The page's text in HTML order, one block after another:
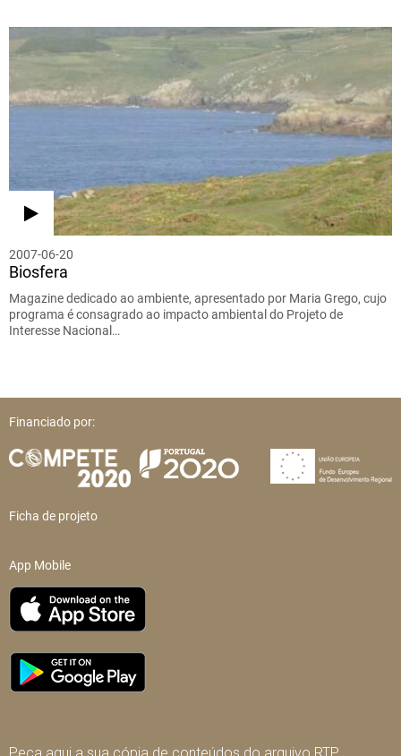
2007-06-20
Biosfera
Magazine dedicado ao ambiente, apresentado por Maria Grego, cujo
programa é consagrado ao impacto ambiental do Projeto de
Interesse Nacional…
Financiado por:
Ficha de projeto
App Mobile